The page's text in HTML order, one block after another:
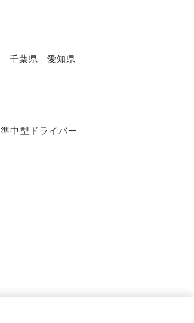
千葉県
愛知県
準中型ドライバー